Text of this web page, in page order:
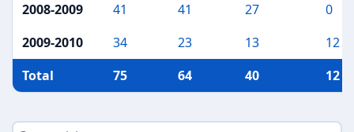
2008-2009 41 41 27
0
2009-2010
34 23 13
12
Total
75 64 40 12